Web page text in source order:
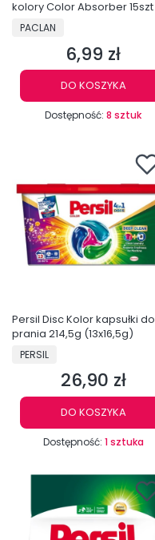
kolory Color Absorber 15szt
PRODUCENT
PACLAN
Cena
6,99 zł
DO KOSZYKA
Dostępność: 8 sztuk
Persil Disc Kolor kapsułki do
prania 214,5g (13x16,5g)
PRODUCENT
PERSIL
Cena
26,90 zł
DO KOSZYKA
Dostępność: 1 sztuka